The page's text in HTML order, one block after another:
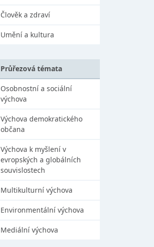
Člověk a zdraví
Umění a kultura
Průřezová témata
Osobnostní a sociální
výchova
Výchova demokratického
občana
Výchova k myšlení v
evropských a globálních
souvislostech
Multikulturní výchova
Environmentální výchova
Mediální výchova